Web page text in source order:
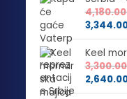
Keel